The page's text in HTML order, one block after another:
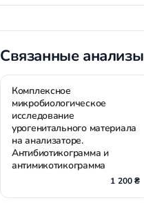
Связанные анализы
Комплексное
микробиологическое
исследование
урогенитального материала
на анализаторе.
Антибиотикограмма и
антимикотикограмма
1 200 ₴